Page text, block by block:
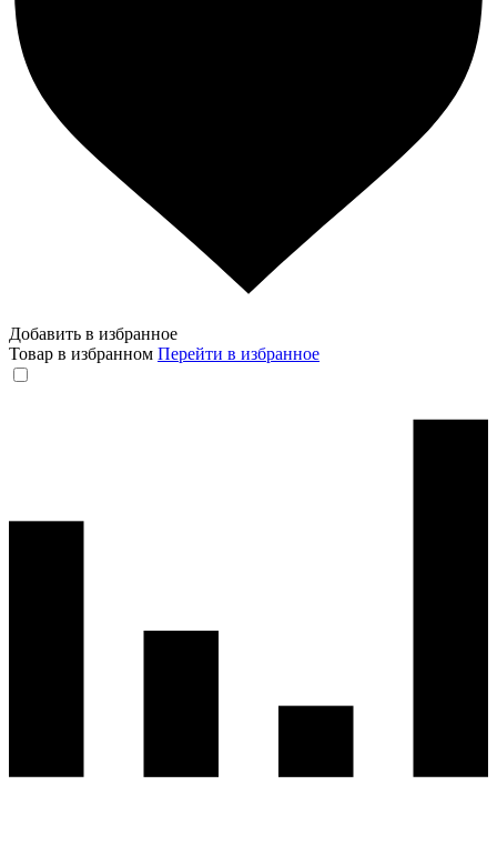
Добавить в избранное
Товар в избранном Перейти в избранное